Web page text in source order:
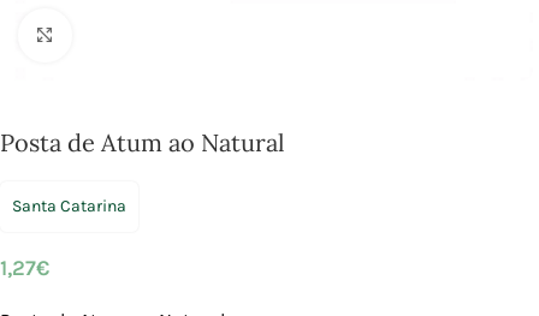
Posta de Atum ao Natural
Santa Catarina
1,27€